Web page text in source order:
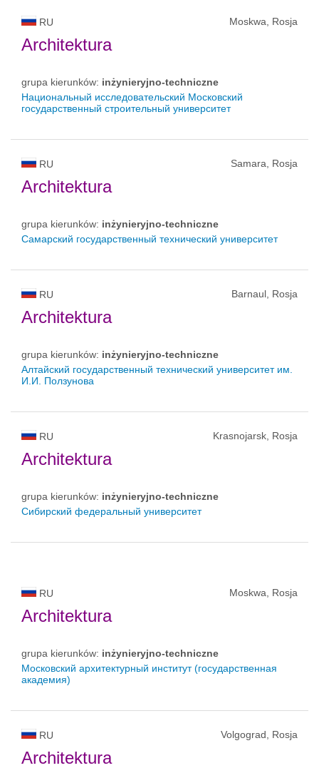
RU Moskwa, Rosja
Architektura
grupa kierunków: inżynieryjno-techniczne
Национальный исследовательский Московский
государственный строительный университет
RU Samara, Rosja
Architektura
grupa kierunków: inżynieryjno-techniczne
Самарский государственный технический университет
RU Barnaul, Rosja
Architektura
grupa kierunków: inżynieryjno-techniczne
Алтайский государственный технический университет им.
И.И. Ползунова
RU Krasnojarsk, Rosja
Architektura
grupa kierunków: inżynieryjno-techniczne
Сибирский федеральный университет
RU Moskwa, Rosja
Architektura
grupa kierunków: inżynieryjno-techniczne
Московский архитектурный институт (государственная
академия)
RU Volgograd, Rosja
Architektura